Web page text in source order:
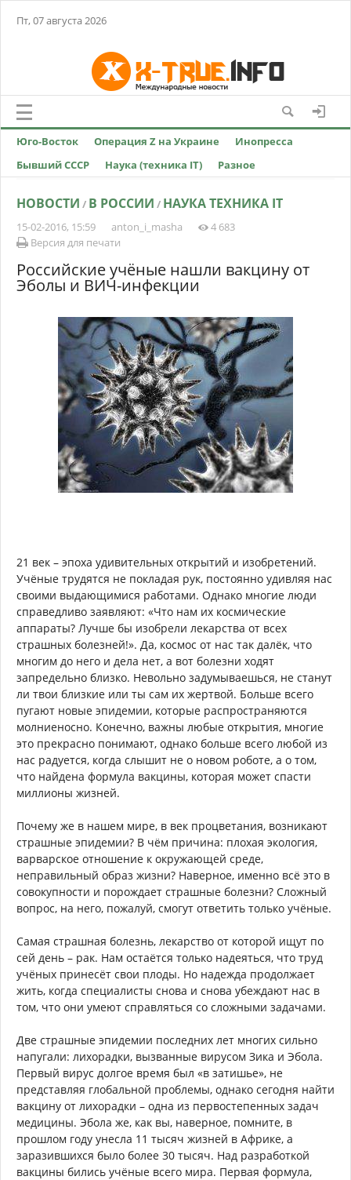
Пт, 07 августа 2026
Юго-Восток Операция Z на Украине
Инопресса
Бывший СССР
Наука (техника IT) Разное
НОВОСТИ / В РОССИИ / НАУКА ТЕХНИКА IT
15-02-2016, 15:59 anton_i_masha
4 683
Версия для печати
Российские учёные нашли вакцину от
Эболы и ВИЧ-инфекции
21 век – эпоха удивительных открытий и изобретений.
Учёные трудятся не покладая рук, постоянно удивляя нас
своими выдающимися работами. Однако многие люди
справедливо заявляют: «Что нам их космические
аппараты? Лучше бы изобрели лекарства от всех
страшных болезней!». Да, космос от нас так далёк, что
многим до него и дела нет, а вот болезни ходят
запредельно близко. Невольно задумываешься, не станут
ли твои близкие или ты сам их жертвой. Больше всего
пугают новые эпидемии, которые распространяются
молниеносно. Конечно, важны любые открытия, многие
это прекрасно понимают, однако больше всего любой из
нас радуется, когда слышит не о новом роботе, а о том,
что найдена формула вакцины, которая может спасти
миллионы жизней.
Почему же в нашем мире, в век процветания, возникают
страшные эпидемии? В чём причина: плохая экология,
варварское отношение к окружающей среде,
неправильный образ жизни? Наверное, именно всё это в
совокупности и порождает страшные болезни? Сложный
вопрос, на него, пожалуй, смогут ответить только учёные.
Самая страшная болезнь, лекарство от которой ищут по
сей день – рак. Нам остаётся только надеяться, что труд
учёных принесёт свои плоды. Но надежда продолжает
жить, когда специалисты снова и снова убеждают нас в
том, что они умеют справляться со сложными задачами.
Две страшные эпидемии последних лет многих сильно
напугали: лихорадки, вызванные вирусом Зика и Эбола.
Первый вирус долгое время был «в затишье», не
представляя глобальной проблемы, однако сегодня найти
вакцину от лихорадки – одна из первостепенных задач
медицины. Эбола же, как вы, наверное, помните, в
прошлом году унесла 11 тысяч жизней в Африке, а
заразившихся было более 30 тысяч. Над разработкой
вакцины бились учёные всего мира. Первая формула,